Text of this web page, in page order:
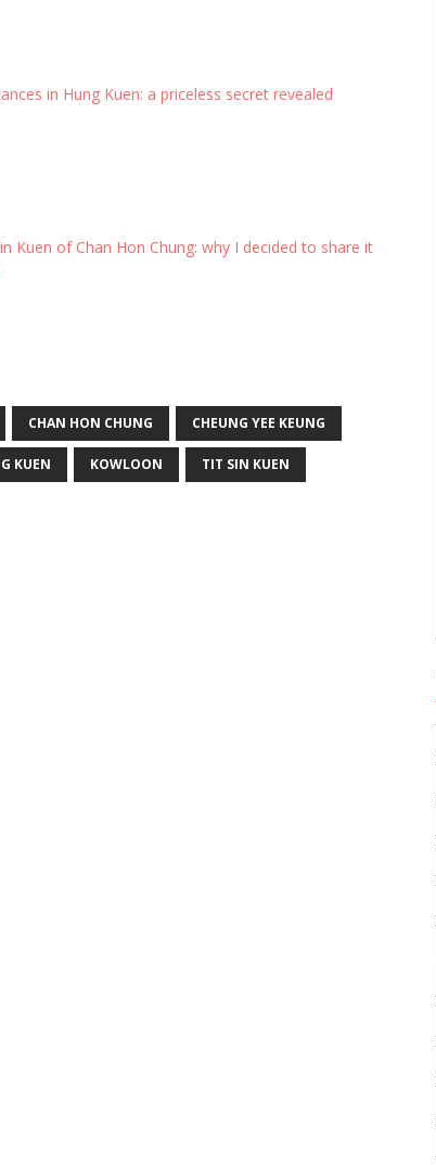
in Hung Kuen: a priceless secret revealed
Kuen of Chan Hon Chung: why I decided to share it
CHAN HON CHUNG CHEUNG YEE KEUNG
KUEN KOWLOON TIT SIN KUEN